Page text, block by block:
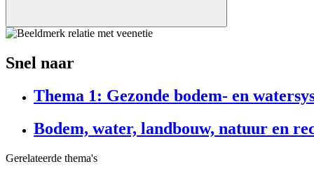
Snel naar
Thema 1: Gezonde bodem- en
Bodem, water, landbouw, natuur en
Gerelateerde thema's